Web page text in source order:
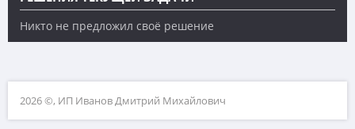
Никто не предложил своё решение
2026 ©, ИП Иванов Дмитрий Михайлович